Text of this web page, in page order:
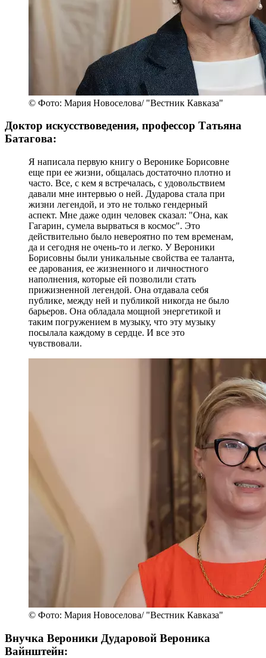
© Фото: Мария Новоселова/ "Вестник Кавказа"
Доктор искусствоведения, профессор Татьяна
Батагова:
Я написала первую книгу о Веронике Борисовне
еще при ее жизни, общалась достаточно плотно и
часто. Все, с кем я встречалась, с удовольствием
давали мне интервью о ней. Дударова стала при
жизни легендой, и это не только гендерный
аспект. Мне даже один человек сказал: "Она, как
Гагарин, сумела вырваться в космос". Это
действительно было невероятно по тем временам,
да и сегодня не очень-то и легко. У Вероники
Борисовны были уникальные свойства ее таланта,
ее дарования, ее жизненного и личностного
наполнения, которые ей позволили стать
прижизненной легендой. Она отдавала себя
публике, между ней и публикой никогда не было
барьеров. Она обладала мощной энергетикой и
таким погружением в музыку, что эту музыку
посылала каждому в сердце. И все это
чувствовали.
© Фото: Мария Новоселова/ "Вестник Кавказа"
Внучка Вероники Дударовой Вероника
Вайнштейн: